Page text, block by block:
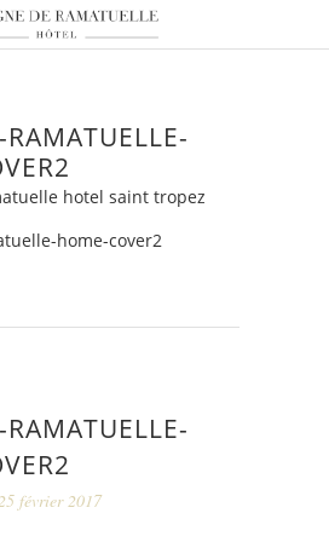
hotel saint tropez
home-cover2
février 2017